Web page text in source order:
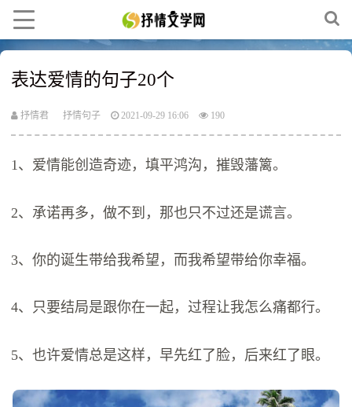
表达爱情的句子20个
抒情君 抒情句子 2021-09-29 16:06 190
1、爱情能创造奇迹，填平鸿沟，摧毁藩篱。
2、承诺再多，做不到，那也只不过还是谎言。
3、你的诞生带给我希望，而我希望带给你幸福。
4、只要结局是跟你在一起，过程让我怎么痛都行。
5、也许爱情总是这样，早先红了脸，后来红了眼。